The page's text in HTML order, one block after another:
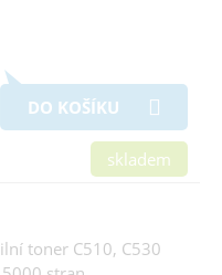
DO KOŠÍKU
skladem